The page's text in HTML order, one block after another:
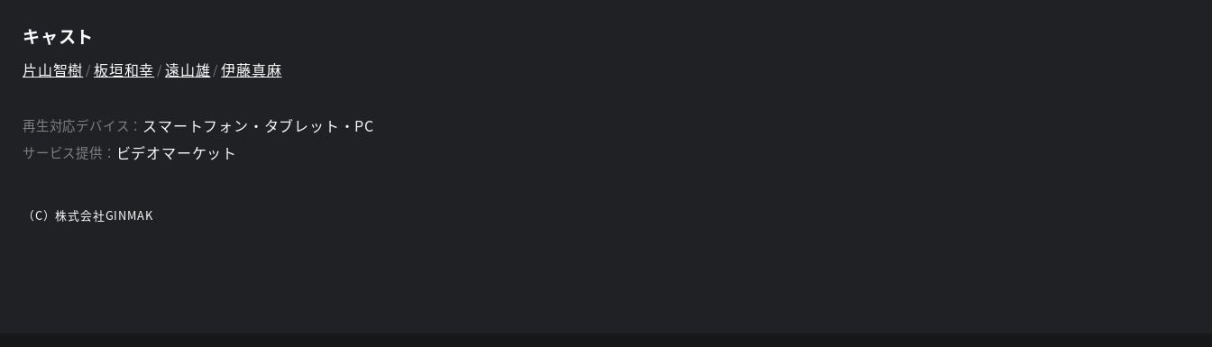
キャスト
片山智樹 板垣和幸 遠山雄 伊藤真麻
再生対応デバイス： スマートフォン・タブレット・PC
サービス提供： ビデオマーケット
（C）株式会社GINMAK